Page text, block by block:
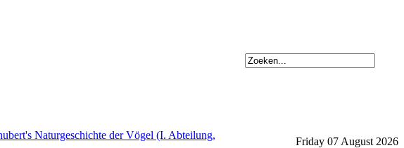
Naturgeschichte der Vögel (I. Abteilung,
Friday 07 August 2026